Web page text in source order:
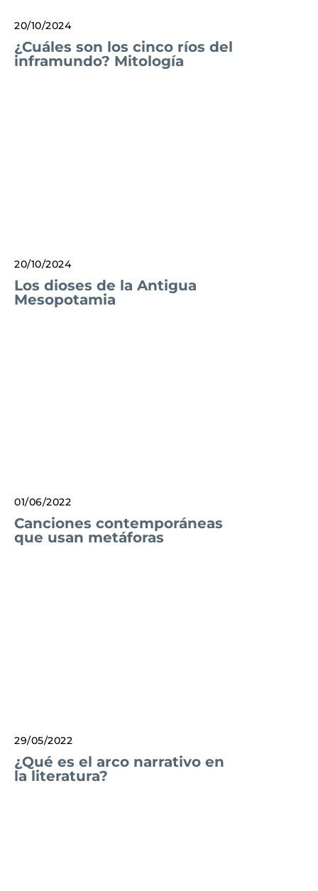
20/10/2024
¿Cuáles son los cinco ríos del
inframundo? Mitología
20/10/2024
Los dioses de la Antigua
Mesopotamia
01/06/2022
Canciones contemporáneas
que usan metáforas
29/05/2022
¿Qué es el arco narrativo en
la literatura?